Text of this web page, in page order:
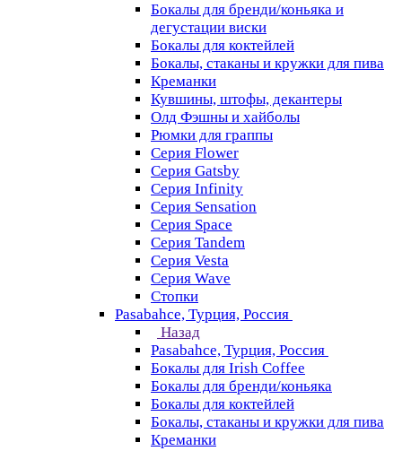
Бокалы для бренди/коньяка и
дегустации виски
Бокалы для коктейлей
Бокалы, стаканы и кружки для пива
Креманки
Кувшины, штофы, декантеры
Олд Фэшны и хайболы
Рюмки для граппы
Серия Flower
Серия Gatsby
Серия Infinity
Серия Sensation
Серия Space
Серия Tandem
Серия Vesta
Серия Wave
Стопки
Pasabahce, Турция, Россия
Назад
Pasabahce, Турция, Россия
Бокалы для Irish Coffee
Бокалы для бренди/коньяка
Бокалы для коктейлей
Бокалы, стаканы и кружки для пива
Креманки